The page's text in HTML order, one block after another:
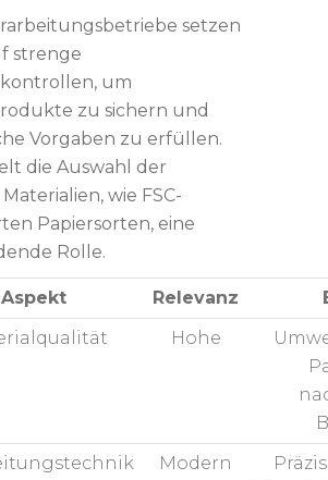
setzen
strenge
um
zu sichern und
Vorgaben zu erfüllen.
die Auswahl der
wie FSC-
Papiersorten, eine
Rolle.
Aspekt Relevanz
Hohe
Modern